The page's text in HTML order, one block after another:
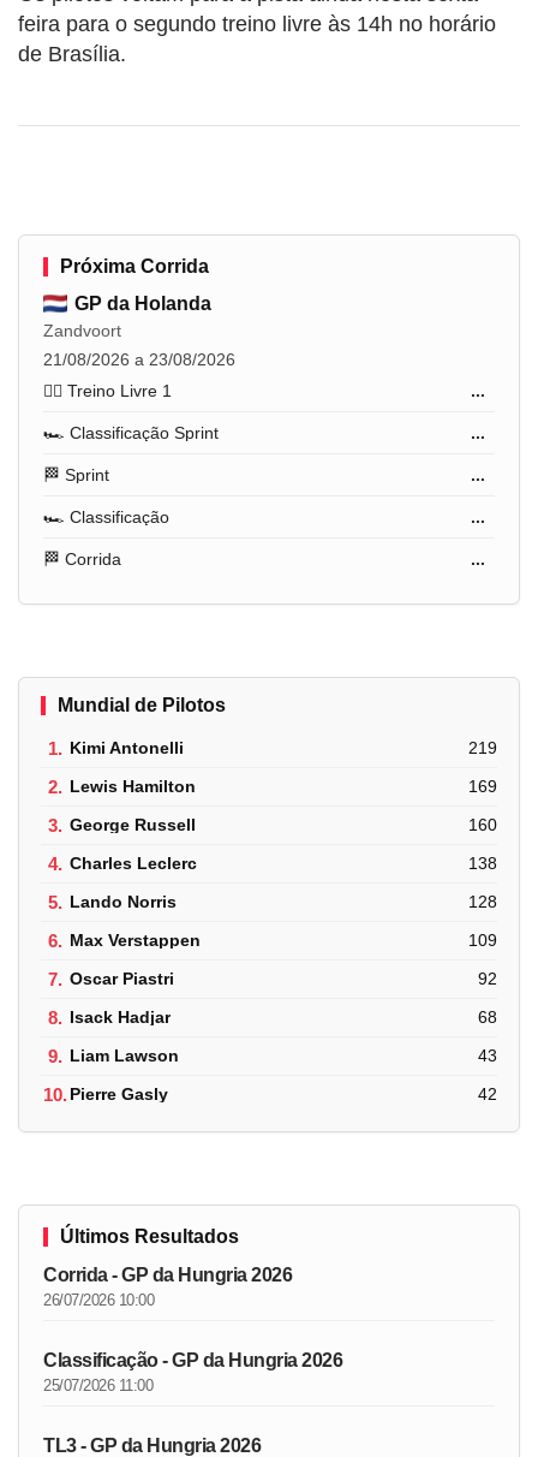
feira para o segundo treino livre às 14h no horário
de Brasília.
Próxima Corrida
GP da Holanda
Zandvoort
21/08/2026 a 23/08/2026
🏋️‍♂️ Treino Livre 1
...
🏎️ Classificação Sprint ...
🏁 Sprint ...
🏎️ Classificação ...
🏁 Corrida ...
Mundial de Pilotos
1. Kimi Antonelli 219
2. Lewis Hamilton 169
3. George Russell 160
4. Charles Leclerc 138
5. Lando Norris 128
6. Max Verstappen 109
7. Oscar Piastri 92
8. Isack Hadjar 68
9. Liam Lawson 43
10.Pierre Gasly 42
Últimos Resultados
Corrida - GP da Hungria 2026
26/07/2026 10:00
Classificação - GP da Hungria 2026
25/07/2026 11:00
TL3 - GP da Hungria 2026